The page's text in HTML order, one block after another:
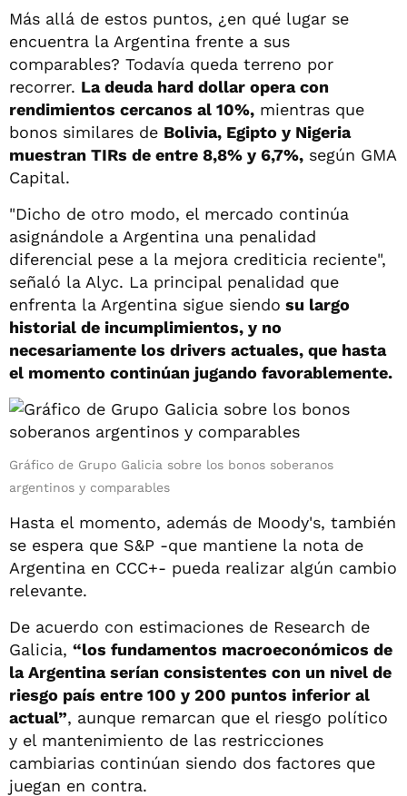
Más allá de estos puntos, ¿en qué lugar se
encuentra la Argentina frente a sus
comparables? Todavía queda terreno por
recorrer. La deuda hard dollar opera con
rendimientos cercanos al 10%, mientras que
bonos similares de Bolivia, Egipto y Nigeria
muestran TIRs de entre 8,8% y 6,7%, según GMA
Capital.
"Dicho de otro modo, el mercado continúa
asignándole a Argentina una penalidad
diferencial pese a la mejora crediticia reciente",
señaló la Alyc. La principal penalidad que
enfrenta la Argentina sigue siendo su largo
historial de incumplimientos, y no
necesariamente los drivers actuales, que hasta
el momento continúan jugando favorablemente.
Gráfico de Grupo Galicia sobre los bonos soberanos
argentinos y comparables
Hasta el momento, además de Moody's, también
se espera que S&P -que mantiene la nota de
Argentina en CCC+- pueda realizar algún cambio
relevante.
De acuerdo con estimaciones de Research de
Galicia, “los fundamentos macroeconómicos de
la Argentina serían consistentes con un nivel de
riesgo país entre 100 y 200 puntos inferior al
actual”, aunque remarcan que el riesgo político
y el mantenimiento de las restricciones
cambiarias continúan siendo dos factores que
juegan en contra.